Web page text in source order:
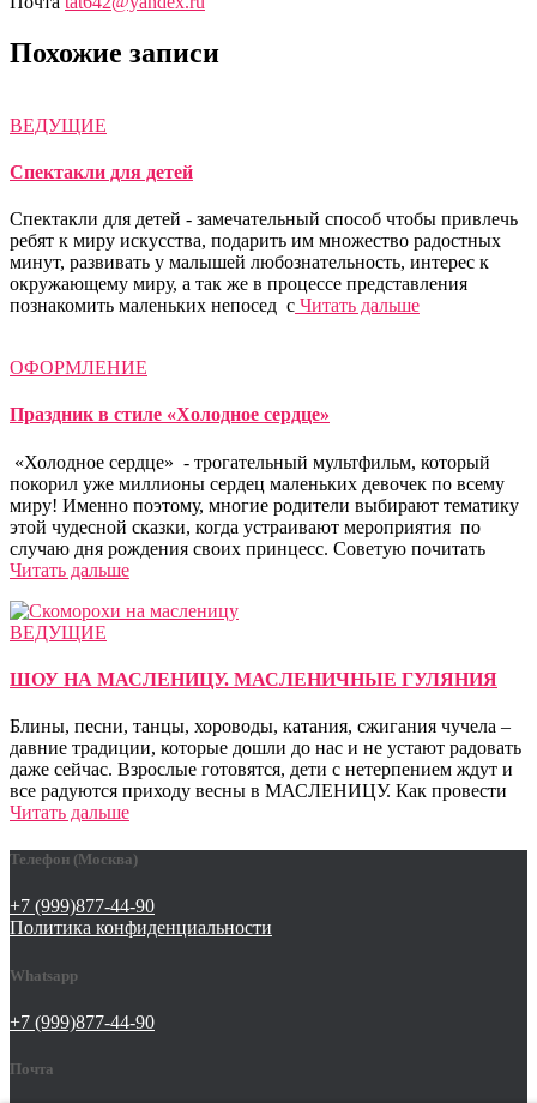
Похожие записи
ВЕДУЩИЕ
Спектакли для детей
Спектакли для детей - замечательный способ чтобы привлечь
ребят к миру искусства, подарить им множество радостных
минут, развивать у малышей любознательность, интерес к
окружающему миру, а так же в процессе представления
познакомить маленьких непосед с Читать дальше
ОФОРМЛЕНИЕ
Праздник в стиле «Холодное сердце»
«Холодное сердце» - трогательный мультфильм, который
покорил уже миллионы сердец маленьких девочек по всему
миру! Именно поэтому, многие родители выбирают тематику
этой чудесной сказки, когда устраивают мероприятия по
случаю дня рождения своих принцесс. Советую почитать
Читать дальше
ВЕДУЩИЕ
ШОУ НА МАСЛЕНИЦУ. МАСЛЕНИЧНЫЕ ГУЛЯНИЯ
Блины, песни, танцы, хороводы, катания, сжигания чучела –
давние традиции, которые дошли до нас и не устают радовать
даже сейчас. Взрослые готовятся, дети с нетерпением ждут и
все радуются приходу весны в МАСЛЕНИЦУ. Как провести
Читать дальше
Телефон (Москва)
+7 (999)877-44-90
Политика конфиденциальности
Whatsapp
+7 (999)877-44-90
Почта